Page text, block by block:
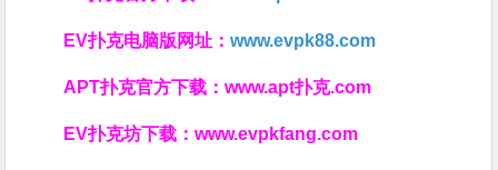
EV扑克电脑版网址：www.evpk88.com
APT扑克官方下载：www.apt扑克.com
EV扑克坊下载：www.evpkfang.com